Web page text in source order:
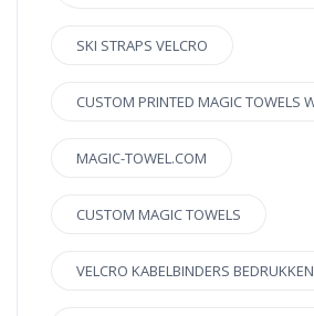
SKI STRAPS VELCRO
CUSTOM PRINTED MAGIC TOWELS
MAGIC-TOWEL.COM
CUSTOM MAGIC TOWELS
VELCRO KABELBINDERS